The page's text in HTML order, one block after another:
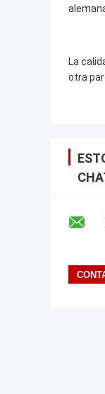
La
otra